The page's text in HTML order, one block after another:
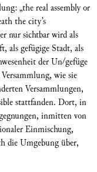
„the real assembly or
the city’s
nur sichtbar wird als
als gefügige Stadt, als
der Un/gefüge
Versammlung, wie sie
Versammlungen,
stattfanden. Dort, in
inmitten von
Einmischung,
die Umgebung über,